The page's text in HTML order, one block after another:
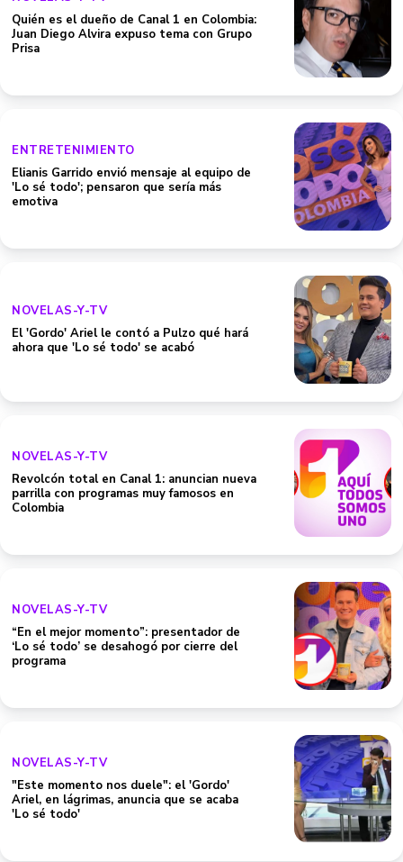
Quién es el dueño de Canal 1 en Colombia:
Juan Diego Alvira expuso tema con Grupo
Prisa
ENTRETENIMIENTO
Elianis Garrido envió mensaje al equipo de
'Lo sé todo'; pensaron que sería más
emotiva
NOVELAS-Y-TV
El 'Gordo' Ariel le contó a Pulzo qué hará
ahora que 'Lo sé todo' se acabó
NOVELAS-Y-TV
Revolcón total en Canal 1: anuncian nueva
parrilla con programas muy famosos en
Colombia
NOVELAS-Y-TV
“En el mejor momento”: presentador de
‘Lo sé todo’ se desahogó por cierre del
programa
NOVELAS-Y-TV
"Este momento nos duele": el 'Gordo'
Ariel, en lágrimas, anuncia que se acaba
'Lo sé todo'